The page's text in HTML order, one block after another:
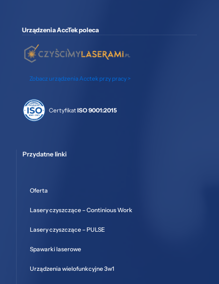
Urządzenia AccTek poleca
Zobacz urządzenia Acctek przy pracy >
CertyfikatISO 9001:2015
Przydatne linki
Oferta
Lasery czyszczące – Continious Work
Lasery czyszczące – PULSE
Spawarki laserowe
Urządzenia wielofunkcyjne 3w1